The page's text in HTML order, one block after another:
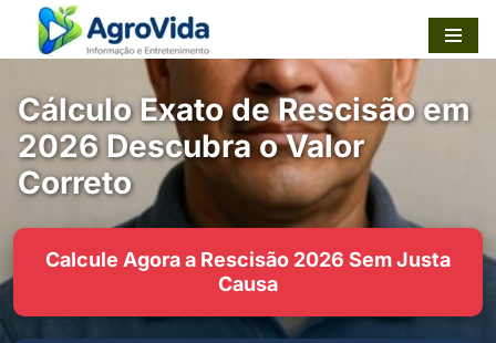
Pular
o
conteúdo
Cálculo Exato de Rescisão em
2026 Descubra o Valor
Correto
Calcule Agora a Rescisão 2026 Sem Justa
Causa